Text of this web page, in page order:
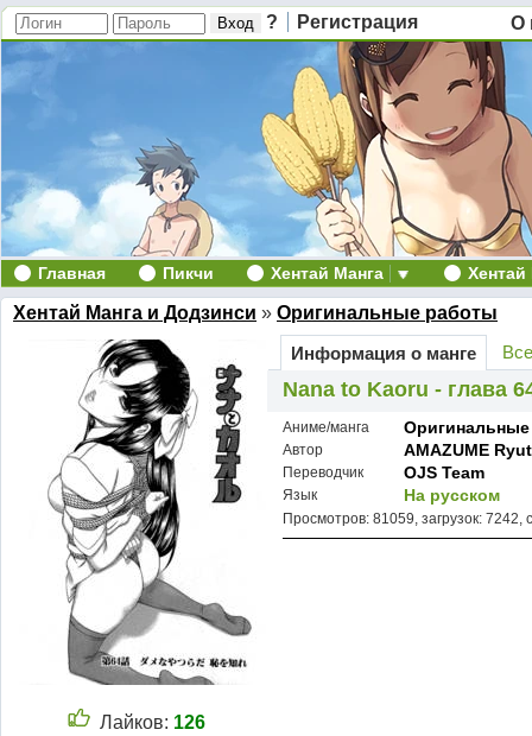
? Регистрация О
Главная Пикчи Хентай Манга
Хентай Манга и Додзинси » Оригинальные работы
Лайков: 126
Информация о манге
Nana to Kaoru - глава
Аниме/манга
Автор AMAZUME
Переводчик OJS Team
Язык На русском
Просмотров: 81059, загрузок: 7242,